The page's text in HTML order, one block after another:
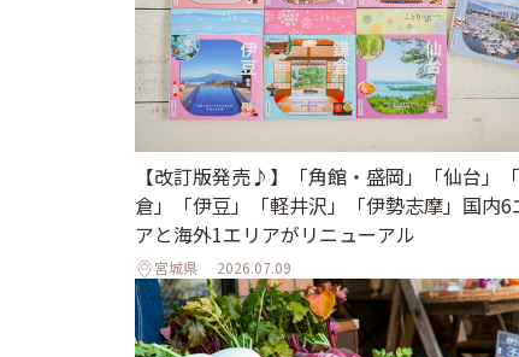
【改訂版発売♪】「角館・盛岡」「仙台」
倉」「伊豆」「軽井沢」「伊勢志摩」国内6
アと海外1エリアがリニューアル
宮城県 2026.07.09